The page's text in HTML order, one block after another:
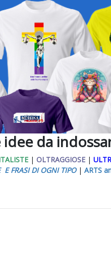
da
| OLTRAGGIOSE |
E FRASI DI OGNI TIPO | ARTS